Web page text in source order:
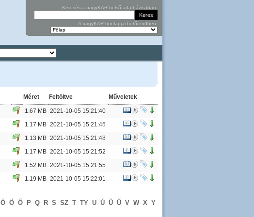
Keresés a nagyKAR belső adatbázisában:
A nagyKAR honlapjai betűrendben:
Méret Feltöltve Műveletek
1.67 MB 2021-10-05 15:21:40
1.17 MB 2021-10-05 15:21:45
1.13 MB 2021-10-05 15:21:48
1.17 MB 2021-10-05 15:21:52
1.52 MB 2021-10-05 15:21:55
1.19 MB 2021-10-05 15:22:01
Ó Ö Ő P Q R S SZ T TY U Ú Ü Ű V W X Y